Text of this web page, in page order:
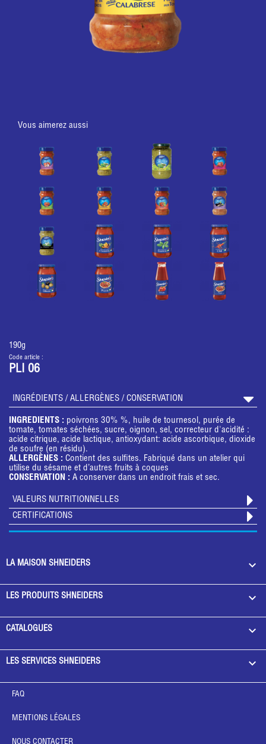
Vous aimerez aussi
190g
Code article :
PLI 06
INGRÉDIENTS / ALLERGÈNES / CONSERVATION
INGREDIENTS : poivrons 30% %, huile de tournesol, purée de
tomate, tomates séchées, sucre, oignon, sel, correcteur d'acidité :
acide citrique, acide lactique, antioxydant: acide ascorbique, dioxide
de soufre (en résidu).
ALLERGÈNES : Contient des sulfites. Fabriqué dans un atelier qui
utilise du sésame et d’autres fruits à coques
CONSERVATION : A conserver dans un endroit frais et sec.
VALEURS NUTRITIONNELLES
CERTIFICATIONS
LA MAISON SHNEIDERS 
LES PRODUITS SHNEIDERS 
CATALOGUES 
LES SERVICES SHNEIDERS 
FAQ
MENTIONS LÉGALES
NOUS CONTACTER